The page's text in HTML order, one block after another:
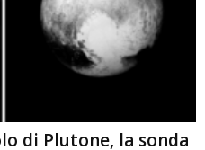
di Plutone, la sonda